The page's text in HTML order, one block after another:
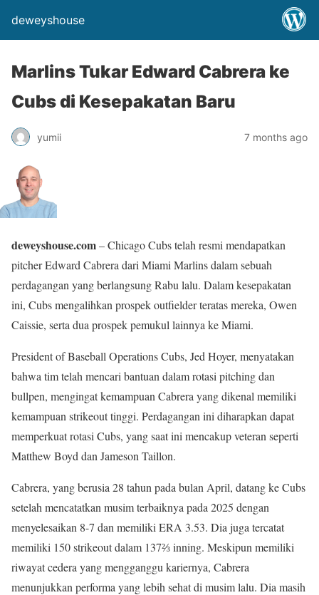
deweyshouse
Marlins Tukar Edward Cabrera ke
Cubs di Kesepakatan Baru
yumii 7 months ago
deweyshouse.com– Chicago Cubs telah resmi mendapatkan
pitcher Edward Cabrera dari Miami Marlins dalam sebuah
perdagangan yang berlangsung Rabu lalu. Dalam kesepakatan
ini, Cubs mengalihkan prospek outfielder teratas mereka, Owen
Caissie, serta dua prospek pemukul lainnya ke Miami.
President of Baseball Operations Cubs, Jed Hoyer, menyatakan
bahwa tim telah mencari bantuan dalam rotasi pitching dan
bullpen, mengingat kemampuan Cabrera yang dikenal memiliki
kemampuan strikeout tinggi. Perdagangan ini diharapkan dapat
memperkuat rotasi Cubs, yang saat ini mencakup veteran seperti
Matthew Boyd dan Jameson Taillon.
Cabrera, yang berusia 28 tahun pada bulan April, datang ke Cubs
setelah mencatatkan musim terbaiknya pada 2025 dengan
menyelesaikan 8-7 dan memiliki ERA 3.53. Dia juga tercatat
memiliki 150 strikeout dalam 137⅔ inning. Meskipun memiliki
riwayat cedera yang mengganggu kariernya, Cabrera
menunjukkan performa yang lebih sehat di musim lalu. Dia masih